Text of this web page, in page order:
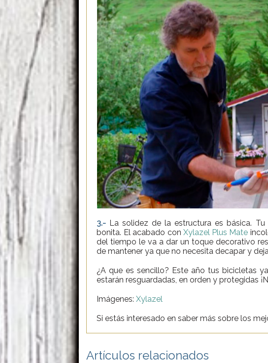
3.- La solidez de la estructura es básica. Tu
bonita. El acabado conXylazel Plus Mate
del tiempo le va a dar un toque decorativo
de mantener ya que no necesita decapar y
¿A que es sencillo? Este año tus bicicletas
estarán resguardadas, en orden y protegidas
Imágenes: Xylazel
Si estás interesado en saber más sobre los
Artículos relacionados